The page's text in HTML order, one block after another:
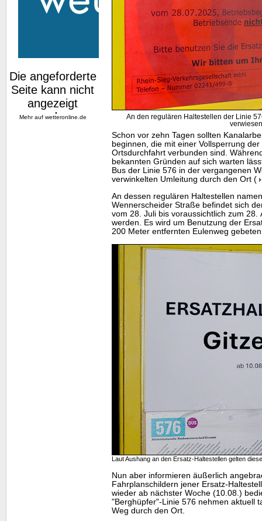
Mehr auf wetteronline.de
An den regulären Haltestellen der Linie
verwiesen
Schon vor zehn Tagen sollten
beginnen, die mit einer Vollsperrung
Ortsdurchfahrt verbunden sind.
bekannten Gründen auf sich warten
Bus der Linie 576 in der vergangenen
verwinkelten Umleitung durch den Ort (
An dessen regulären Haltestellen
Wennerscheider Straße befindet sich
vom 28. Juli bis voraussichtlich zum 28.
werden. Es wird um Benutzung der
200 Meter entfernten Eulenweg
Laut Aushang an den Ersatz-Haltestellen gelten
Nun aber informieren äußerlich
Fahrplanschildern jener Ersatz-
wieder ab nächster Woche (10.08.)
"Berghüpfer"-Linie 576 nehmen aktuell
Weg durch den Ort.